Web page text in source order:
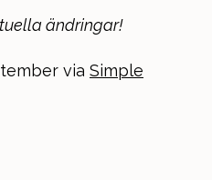
ändringar!
via Simple